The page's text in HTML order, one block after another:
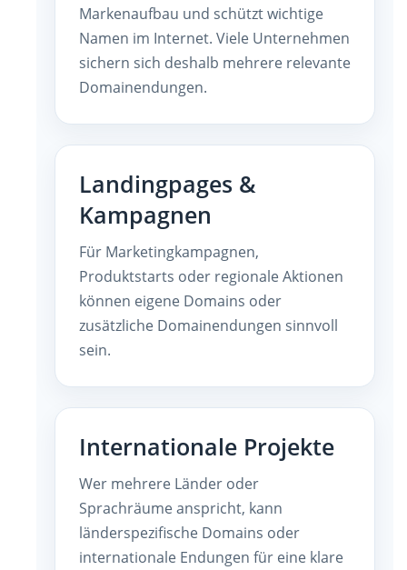
Markenaufbau und schützt wichtige
Namen im Internet. Viele Unternehmen
sichern sich deshalb mehrere relevante
Domainendungen.
Landingpages &
Kampagnen
Für Marketingkampagnen,
Produktstarts oder regionale Aktionen
können eigene Domains oder
zusätzliche Domainendungen sinnvoll
sein.
Internationale Projekte
Wer mehrere Länder oder
Sprachräume anspricht, kann
länderspezifische Domains oder
internationale Endungen für eine klare